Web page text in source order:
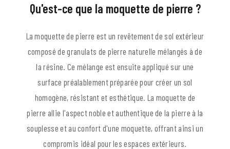
Qu'est-ce que la moquette de pierre ?
La moquette de pierre est un revêtement de sol extérieur
composé de granulats de pierre naturelle mélangés à de
la résine. Ce mélange est ensuite appliqué sur une
surface préalablement préparée pour créer un sol
homogène, résistant et esthétique. La moquette de
pierre allie l'aspect noble et authentique de la pierre à la
souplesse et au confort d'une moquette, offrant ainsi un
compromis idéal pour les espaces extérieurs.